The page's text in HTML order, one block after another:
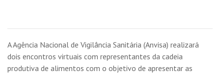
A Agência Nacional de Vigilância Sanitária (Anvisa) realizará
dois encontros virtuais com representantes da cadeia
produtiva de alimentos com o objetivo de apresentar as